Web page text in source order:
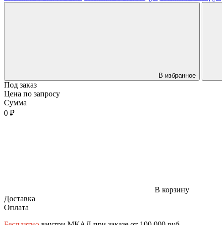
В избранное
Под заказ
Цена по запросу
Сумма
0 ₽
В корзину
Доставка
Оплата